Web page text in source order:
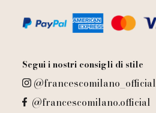
Segui i nostri consigli di stile
@francescomilano_official
@francescomilano.official